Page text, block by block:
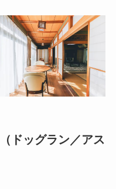
ドッグラン／アス